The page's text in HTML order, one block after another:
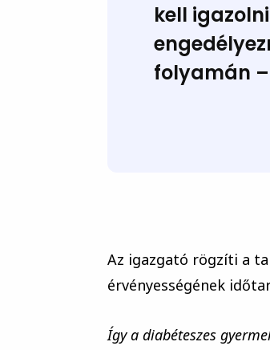
kell
folyamán
Az igazgató rögzíti a
érvényességének
Így a diabéteszes